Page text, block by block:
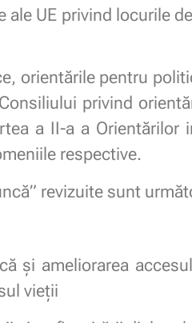
UE privind locurile
orientările pentru
privind
a II-a a Orientărilor
respective.
revizuite sunt
și ameliorarea
vieții